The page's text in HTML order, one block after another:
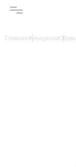
ГлавнаяЖенщинамОбувь